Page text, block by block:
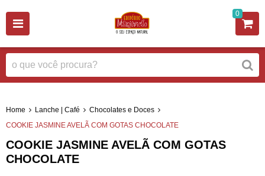
0
Home Lanche | Café
Chocolates e Doces
COOKIE JASMINE AVELÃ COM GOTAS CHOCOLATE
COOKIE JASMINE AVELÃ COM GOTAS
CHOCOLATE